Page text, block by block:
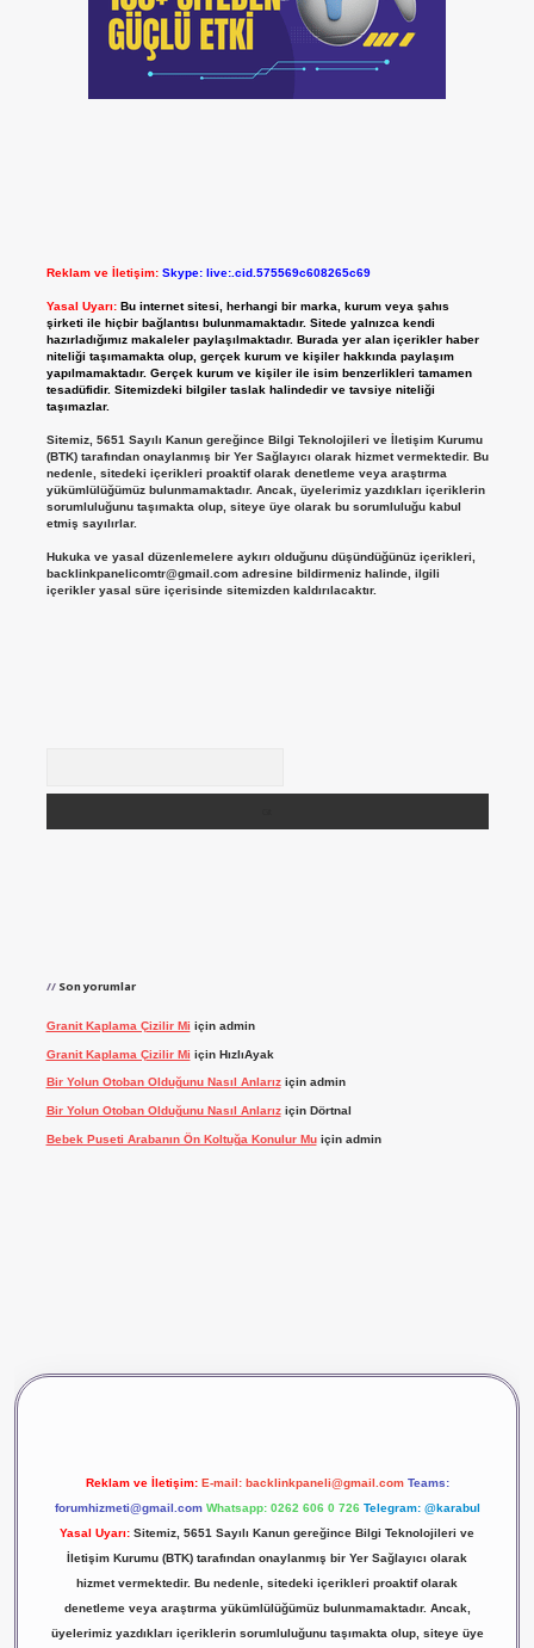
Reklam ve İletişim: Skype: live:.cid.575569c608265c69
Yasal Uyarı: Bu internet sitesi, herhangi bir marka, kurum veya şahıs
şirketi ile hiçbir bağlantısı bulunmamaktadır. Sitede yalnızca kendi
hazırladığımız makaleler paylaşılmaktadır. Burada yer alan içerikler haber
niteliği taşımamakta olup, gerçek kurum ve kişiler hakkında paylaşım
yapılmamaktadır. Gerçek kurum ve kişiler ile isim benzerlikleri tamamen
tesadüfidir. Sitemizdeki bilgiler taslak halindedir ve tavsiye niteliği
taşımazlar.
Sitemiz, 5651 Sayılı Kanun gereğince Bilgi Teknolojileri ve İletişim Kurumu
(BTK) tarafından onaylanmış bir Yer Sağlayıcı olarak hizmet vermektedir. Bu
nedenle, sitedeki içerikleri proaktif olarak denetleme veya araştırma
yükümlülüğümüz bulunmamaktadır. Ancak, üyelerimiz yazdıkları içeriklerin
sorumluluğunu taşımakta olup, siteye üye olarak bu sorumluluğu kabul
etmiş sayılırlar.
Hukuka ve yasal düzenlemelere aykırı olduğunu düşündüğünüz içerikleri,
backlinkpanelicomtr@gmail.comadresine bildirmeniz halinde, ilgili
içerikler yasal süre içerisinde sitemizden kaldırılacaktır.
Son yorumlar
Granit Kaplama Çizilir Mi için admin
Granit Kaplama Çizilir Mi için HızlıAyak
Bir Yolun Otoban Olduğunu Nasıl Anlarıziçin admin
Bir Yolun Otoban Olduğunu Nasıl Anlarıziçin Dörtnal
Bebek Puseti Arabanın Ön Koltuğa Konulur Muiçin admin
Reklam ve İletişim: E-mail: backlinkpaneli@gmail.com Teams:
forumhizmeti@gmail.com Whatsapp: 0262 606 0 726 Telegram: @karabul
Yasal Uyarı: Sitemiz, 5651 Sayılı Kanun gereğince Bilgi Teknolojileri ve
İletişim Kurumu (BTK) tarafından onaylanmış bir Yer Sağlayıcı olarak
hizmet vermektedir. Bu nedenle, sitedeki içerikleri proaktif olarak
denetleme veya araştırma yükümlülüğümüz bulunmamaktadır. Ancak,
üyelerimiz yazdıkları içeriklerin sorumluluğunu taşımakta olup, siteye üye